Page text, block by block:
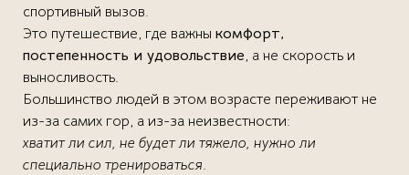
спортивный вызов.
Это путешествие, где важны комфорт,
постепенность и удовольствие, а не скорость и
выносливость.
Большинство людей в этом возрасте переживают не
из-за самих гор, а из-за неизвестности:
хватит ли сил, не будет ли тяжело, нужно ли
специально тренироваться.